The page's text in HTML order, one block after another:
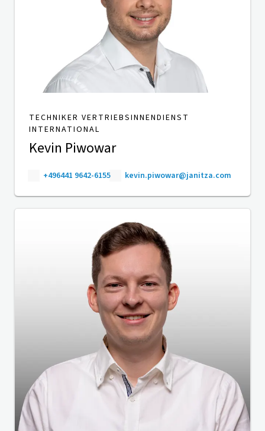
TECHNIKER VERTRIEBSINNENDIENST
INTERNATIONAL
Kevin Piwowar
+496441 9642-6155 kevin.piwowar@janitza.com